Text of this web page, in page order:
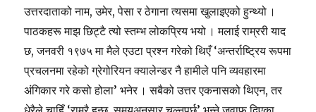
उत्तरदाताको नाम, उमेर, पेसा र ठेगाना त्यसमा खुलाइएको हुन्थ्यो ।
पाठकहरू माझ छिट्टै त्यो स्तम्भ लोकप्रिय भयो । मलाई राम्ररी याद
छ, जनवरी १९७५ मा मैले एउटा प्रश्न गरेको थिएँ ‘अन्तर्राष्ट्रिय रूपमा
प्रचलनमा रहेको ग्रेगोरियन क्यालेन्डर नै हामीले पनि व्यवहारमा
अंगिकार गरे कसो होला’ भनेर । सबैको उत्तर एकनासको थिएन, तर